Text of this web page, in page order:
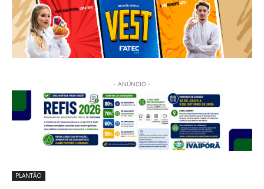
- ANÚNCIO -
PLANTÃO